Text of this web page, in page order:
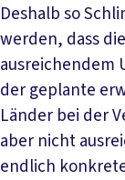
Deshalb so
werden, dass
ausreichendem
der geplante
Länder bei der
aber nicht
endlich